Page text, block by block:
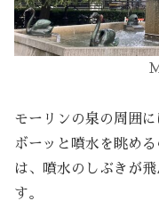
モーリンの泉の周囲
ボーッと噴水を眺め
は、噴水のしぶきが
す。